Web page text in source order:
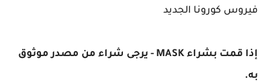
فيروس كورونا الجديد
إذا قمت بشراء MASK - يرجى شراء من مصدر موثوق
به.